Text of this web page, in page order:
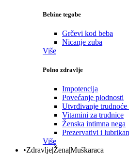
Bebine tegobe
Grčevi kod beba
Nicanje zuba
Više
Polno zdravlje
Impotencija
Povećanje plodnosti
Utvrđivanje
Vitamini za trudnice
Ženska intimna nega
Prezervativi i
Više
•Zdravlje|Žena|Muškaraca